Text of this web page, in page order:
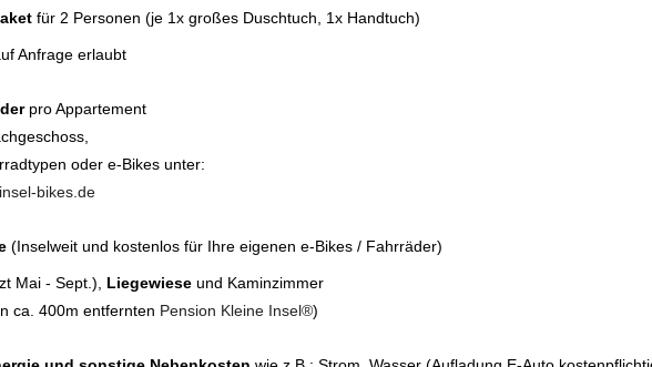
für 2 Personen (je 1x großes Duschtuch, 1x Handtuch)
Anfrage erlaubt
pro Appartement
oder e-Bikes unter:
bikes.de
(Inselweit und kostenlos für Ihre eigenen e-Bikes / Fahrräder)
Mai - Sept.), Liegewieseund Kaminzimmer
ca. 400m entfernten Pension Kleine Insel®)